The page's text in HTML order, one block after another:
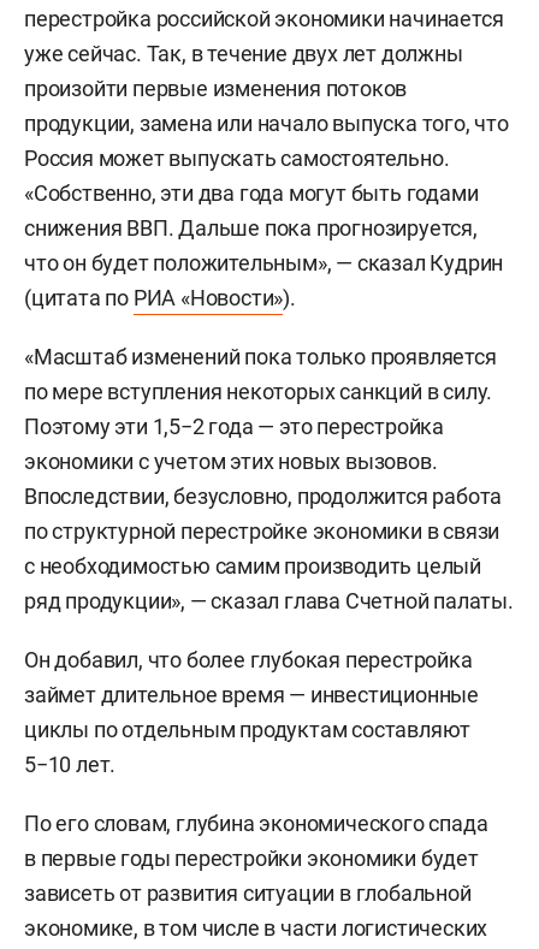
перестройка российской экономики начинается
уже сейчас. Так, в течение двух лет должны
произойти первые изменения потоков
продукции, замена или начало выпуска того, что
Россия может выпускать самостоятельно.
«Собственно, эти два года могут быть годами
снижения ВВП. Дальше пока прогнозируется,
что он будет положительным», — сказал Кудрин
(цитата по РИА «Новости»).
«Масштаб изменений пока только проявляется
по мере вступления некоторых санкций в силу.
Поэтому эти 1,5−2 года — это перестройка
экономики с учетом этих новых вызовов.
Впоследствии, безусловно, продолжится работа
по структурной перестройке экономики в связи
с необходимостью самим производить целый
ряд продукции», — сказал глава Счетной палаты.
Он добавил, что более глубокая перестройка
займет длительное время — инвестиционные
циклы по отдельным продуктам составляют
5−10 лет.
По его словам, глубина экономического спада
в первые годы перестройки экономики будет
зависеть от развития ситуации в глобальной
экономике, в том числе в части логистических